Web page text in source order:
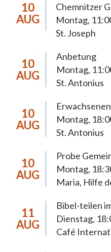
Pastorale
Die Pastoralen
dienen der 2018
der Pastoral bis
anstehende
organisatorische
eine weiterreichende
müssen sich daraus
anstehenden
Chemnitz, im Licht
Vertrauen auf die
10
AUG
Chemnitzer
Montag,
St. Joseph
10
AUG
Anbetung
Montag,
St. Antonius
10
AUG
Montag,
St. Antonius
10
AUG
Probe
Montag,
Maria, Hilfe
11
AUG
Bibel-teilen
Dienstag,
Café